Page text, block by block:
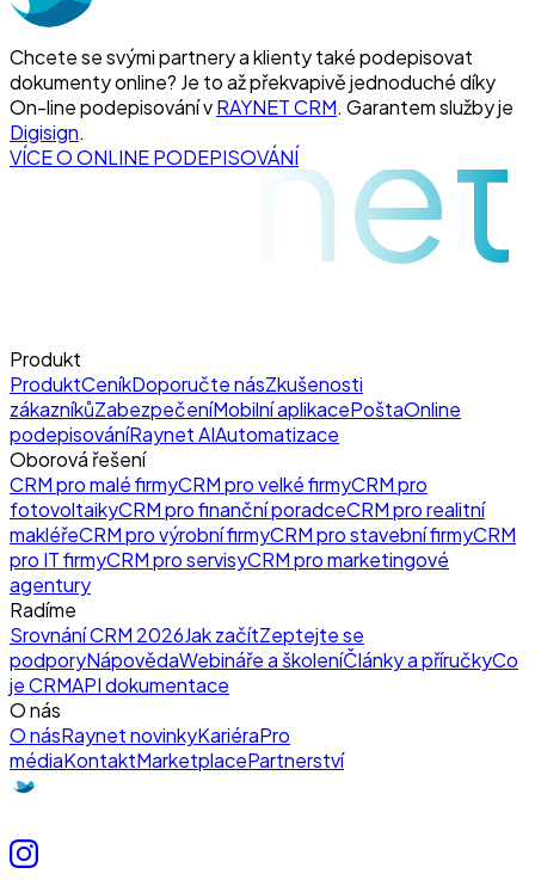
Chcete se svými partnery a klienty také podepisovat
dokumenty online? Je to až překvapivě jednoduché díky
On-line podepisování vRAYNET CRM. Garantem služby je
Digisign.
VÍCE O ONLINE PODEPISOVÁNÍ
raynet
Produkt
ProduktCeníkDoporučte násZkušenosti
zákazníkůZabezpečeníMobilní aplikacePoštaOnline
podepisováníRaynet AIAutomatizace
Oborová řešení
CRM pro malé firmyCRM pro velké firmyCRM pro
fotovoltaikyCRM pro finanční poradceCRM pro realitní
makléřeCRM pro výrobní firmyCRM pro stavební firmyCRM
pro IT firmyCRM pro servisyCRM pro marketingové
agentury
Radíme
Srovnání CRM 2026Jak začítZeptejte se
podporyNápovědaWebináře a školeníČlánky a příručkyCo
je CRMAPI dokumentace
O nás
O násRaynet novinkyKariéraPro
médiaKontaktMarketplacePartnerství